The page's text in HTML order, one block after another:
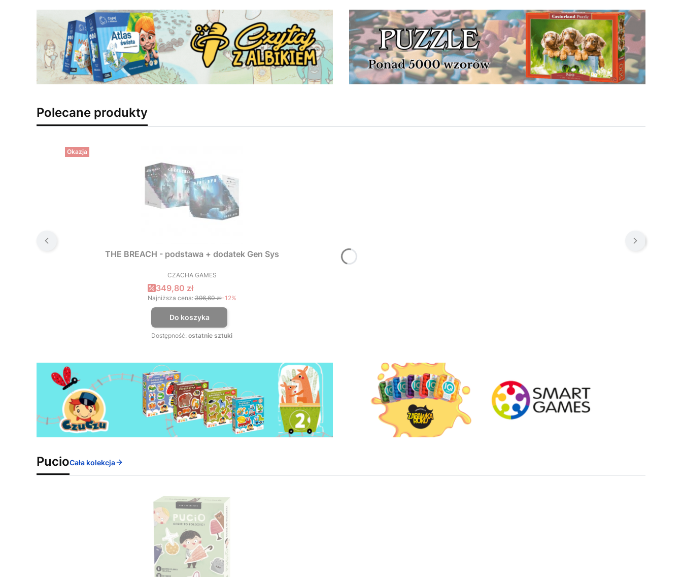
Polecane produkty
Okazja
THE BREACH - podstawa + dodatek Gen Sys
PRODUCENT
CZACHA GAMES
Cena promocyjna
349,80 zł
Najniższa cena: 396,60 zł-12%
Do koszyka
Dostępność: ostatnie sztuki
PucioCała kolekcja